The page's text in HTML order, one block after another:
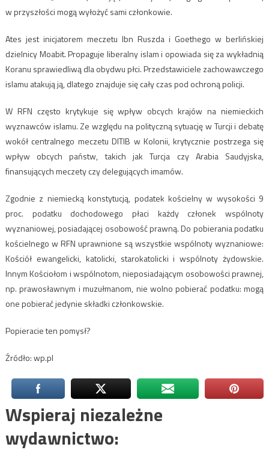
w przyszłości mogą wyłożyć sami członkowie.
Ates jest inicjatorem meczetu Ibn Ruszda i Goethego w berlińskiej
dzielnicy Moabit. Propaguje liberalny islam i opowiada się za wykładnią
Koranu sprawiedliwą dla obydwu płci. Przedstawiciele zachowawczego
islamu atakują ją, dlatego znajduje się cały czas pod ochroną policji.
W RFN często krytykuje się wpływ obcych krajów na niemieckich
wyznawców islamu. Ze względu na polityczną sytuację w Turcji i debatę
wokół centralnego meczetu DITIB w Kolonii, krytycznie postrzega się
wpływ obcych państw, takich jak Turcja czy Arabia Saudyjska,
finansujących meczety czy delegujących imamów.
Zgodnie z niemiecką konstytucją, podatek kościelny w wysokości 9
proc. podatku dochodowego płaci każdy członek wspólnoty
wyznaniowej, posiadającej osobowość prawną. Do pobierania podatku
kościelnego w RFN uprawnione są wszystkie wspólnoty wyznaniowe:
Kościół ewangelicki, katolicki, starokatolicki i wspólnoty żydowskie.
Innym Kościołom i wspólnotom, nieposiadającym osobowości prawnej,
np. prawosławnym i muzułmanom, nie wolno pobierać podatku: mogą
one pobierać jedynie składki członkowskie.
Popieracie ten pomysł?
Źródło: wp.pl
Wspieraj niezależne
wydawnictwo: